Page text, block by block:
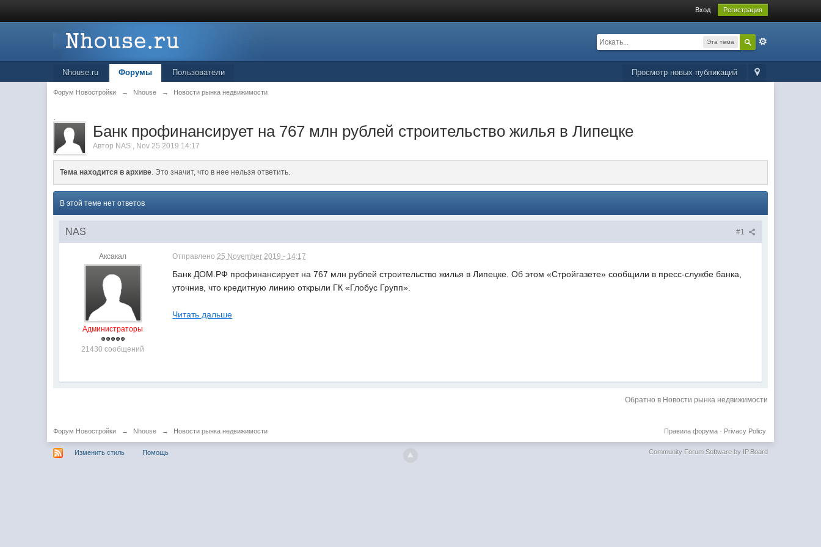
Вход Регистрация
Эта тема
Просмотр новых публикаций
Nhouse.ru Форумы Пользователи
Форум Новостройки → Nhouse → Новости рынка недвижимости
.
Банк профинансирует на 767 млн рублей строительство жилья в Липецке
Автор NAS , Nov 25 2019 14:17
Тема находится в архиве. Это значит, что в нее нельзя ответить.
В этой теме нет ответов
#1
NAS
Аксакал
Администраторы
21430 сообщений
Отправлено25 November 2019 - 14:17
Банк ДОМ.РФ профинансирует на 767 млн рублей строительство жилья в Липецке. Об этом «Стройгазете» сообщили в пресс-службе банка,
уточнив, что кредитную линию открыли ГК «Глобус Групп».
Читать дальше
Обратно в Новости рынка недвижимости
Форум Новостройки → Nhouse → Новости рынка недвижимости Privacy Policy
Правила форума·
Изменить стиль Помощь Community Forum Software by IP.Board